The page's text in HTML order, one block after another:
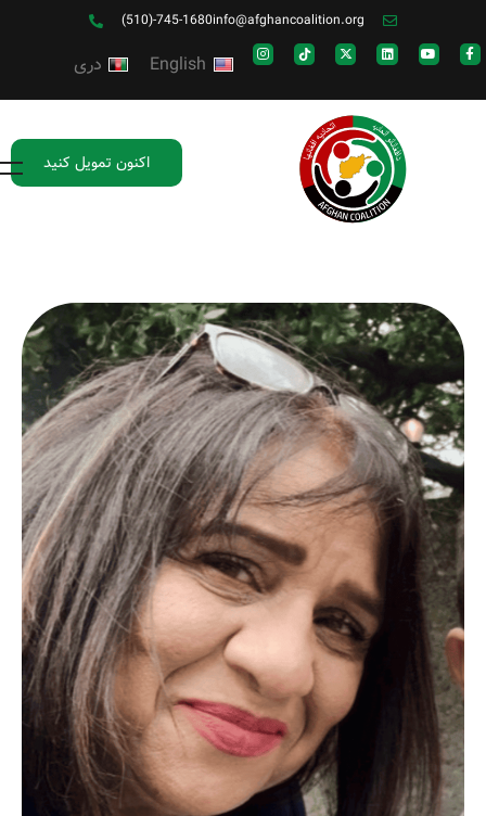
info@afghancoalition.org
(510)-745-1680
English دری
اکنون تمویل کنید